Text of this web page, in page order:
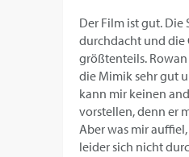
Der Film ist gut. Die
durchdacht und die
größtenteils.
die Mimik sehr gut
kann mir keinen
vorstellen, denn er
Aber was mir auffiel,
leider sich nicht